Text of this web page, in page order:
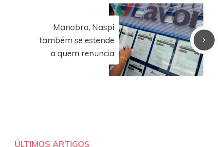
Manobra, Naspi
também se estende
a quem renuncia
ÚLTIMOS ARTIGOS